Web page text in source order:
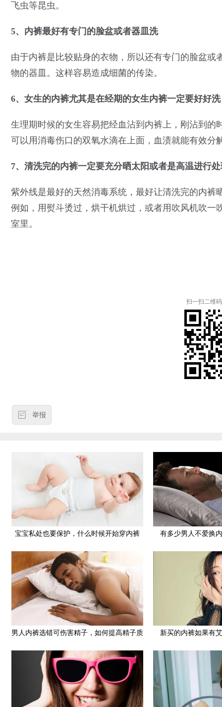
飞虫等昆虫。
5、内裤最好有专门的脸盆或者器皿洗
由于内裤是比较贴身的衣物，所以还有专门的脸盆
物的器皿。这样容易造成细菌的传染。
6、女生的内裤尤其是在经期的女生内裤一定要好好洗
生理期时候的女生容易把经血沾到内裤上，刚沾到
可以用消毒伤口的双氧水滴在上面，血渍就能有效分
7、清洗完的内裤一定要充分晒太阳或者是高温进行
紫外线是最好的天然消毒系统，最好让清洗完的内
例如，用熨斗烫过，烘干机烘过，或者用吹风机吹
室里。
扫一扫二维
举报
宝宝私处也要保护，什么时候开始穿内裤 有多少男人不爱换
男人内裤选错可伤害精子，如何提高精子质
新买的内裤如果有